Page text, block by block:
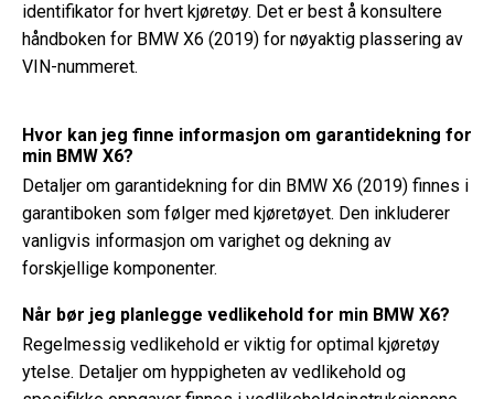
identifikator for hvert kjøretøy. Det er best å konsultere
håndboken for BMW X6 (2019) for nøyaktig plassering av
VIN-nummeret.
Hvor kan jeg finne informasjon om garantidekning for
min BMW X6?
Detaljer om garantidekning for din BMW X6 (2019) finnes i
garantiboken som følger med kjøretøyet. Den inkluderer
vanligvis informasjon om varighet og dekning av
forskjellige komponenter.
Når bør jeg planlegge vedlikehold for min BMW X6?
Regelmessig vedlikehold er viktig for optimal kjøretøy
ytelse. Detaljer om hyppigheten av vedlikehold og